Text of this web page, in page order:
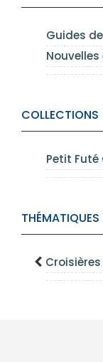
Guides
COLLECTIONS
Petit
THÉMATIQUES
Croisières